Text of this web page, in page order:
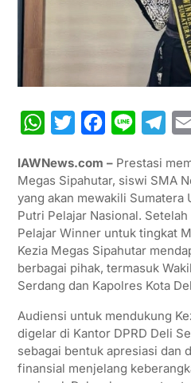
W
a
s
A
p
p
i
t
t
e
r
c
e
b
o
o
k
n
e
l
e
g
r
a
m
IAWNews.com –Prestasi
Megas Sipahutar, siswi SMA
yang akan mewakili Sumatera
Putri Pelajar Nasional.
Pelajar Winner untuk tingkat
Kezia Megas Sipahutar
berbagai pihak, termasuk
Serdang dan Kapolres Kota
Audiensi untuk mendukung
digelar di Kantor DPRD Deli
sebagai bentuk apresiasi dan
finansial menjelang